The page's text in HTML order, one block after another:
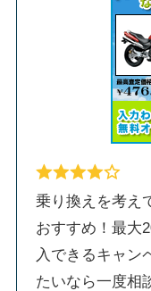
乗り換えを考え
おすすめ！最大
入できるキャン
たいなら一度相